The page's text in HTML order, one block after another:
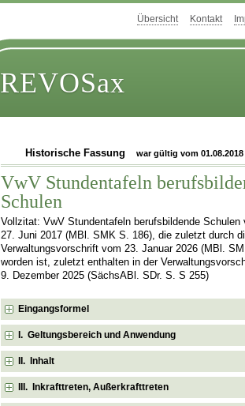
Übersicht Kontakt
REVOSax
Historische Fassung war gültig vom 01.08.2018
VwV Stundentafeln
Schulen
Vollzitat: VwV Stundentafeln berufsbildende Schulen
27. Juni 2017 (MBl. SMK S. 186), die zuletzt durch
Verwaltungsvorschrift vom 23. Januar 2026 (MBl.
worden ist, zuletzt enthalten in der
9. Dezember 2025 (SächsABl. SDr. S. S 255)
Eingangsformel
I. Geltungsbereich und Anwendung
II. Inhalt
III. Inkrafttreten, Außerkrafttreten